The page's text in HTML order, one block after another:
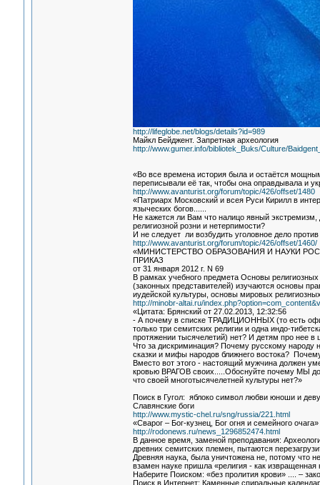
http://lifeglobe.net/blogs/details?id=989
Майкл Бейджент. Запретная археология
http://www.gumer.info/bibliotek_Buks/Culture/
«Во все времена история была и остаётся
переписывали её так, чтобы она оправдывала и
http://www.avanturist.org/forum/topic/426/offset/1480
«Патриарх Московский и всея Руси Кирилл в
языческих богов......
Не кажется ли Вам что налицо явный
религиозной розни и нетерпимости?
И не следует ли возбудить уголовное дело
http://www.avanturist.org/forum/topic/426/offset/1460/
«МИНИСТЕРСТВО ОБРАЗОВАНИЯ И НАУКИ
ПРИКАЗ
от 31 января 2012 г. N 69
В рамках учебного предмета Основы
(законных представителей) изучаются основы
иудейской культуры, основы мировых
http://minobr-altai.ru/
«Цитата: Брянский от 27.02.2013, 12:32:56
- А почему в списке ТРАДИЦИОННЫХ (то есть
только три семитских религии и одна индо-
протяжении тысячелетий) нет? И детям про нее в
Что за дискриминация? Почему русскому
сказки и мифы народов ближнего востока?
Вместо вот этого - настоящий мужчина должен
кровью ВРАГОВ своих.....Обоснуйте почему МЫ
что своей многотысячелетней культуры нет?»
Поиск в Гугол: яблоко символ любви юноши и
Славянские боги
http://www.mystic-chel.ru/sng/russia/221.html
«Сварог – Бог-кузнец, Бог огня и семейного очага»
http://rodonews.ru/news_1296852474.html
В данное время, заменой преподавания:
древних семитских племен, пытаются
Древняя наука, была уничтожена не, потому что
взамен науке пришла «религия - как
Наберите Поиском: «без пролития крови» .... –
Поиск в Интернет: Каменные спиральные